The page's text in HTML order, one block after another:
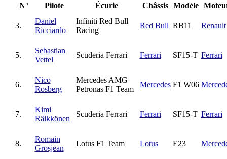
N° Pilote Écurie Châssis Modèle
3.
Daniel
Ricciardo
Infiniti Red Bull
Racing
Red Bull RB11 Renault
5.
Sebastian
Vettel
Scuderia Ferrari Ferrari SF15-T Ferrari
6.
Nico
Rosberg
Mercedes AMG
Petronas F1 Team
Mercedes F1 W06
7.
Kimi
Räikkönen
Scuderia Ferrari Ferrari SF15-T Ferrari
8.
Romain
Grosjean
Lotus F1 Team Lotus E23